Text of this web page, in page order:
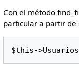
Con el método
particular a partir de
$this-